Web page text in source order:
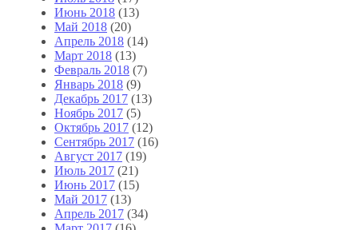
Июнь 2018 (13)
Май 2018 (20)
Апрель 2018 (14)
Март 2018 (13)
Февраль 2018 (7)
Январь 2018 (9)
Декабрь 2017 (13)
Ноябрь 2017 (5)
Октябрь 2017 (12)
Сентябрь 2017 (16)
Август 2017 (19)
Июль 2017 (21)
Июнь 2017 (15)
Май 2017 (13)
Апрель 2017 (34)